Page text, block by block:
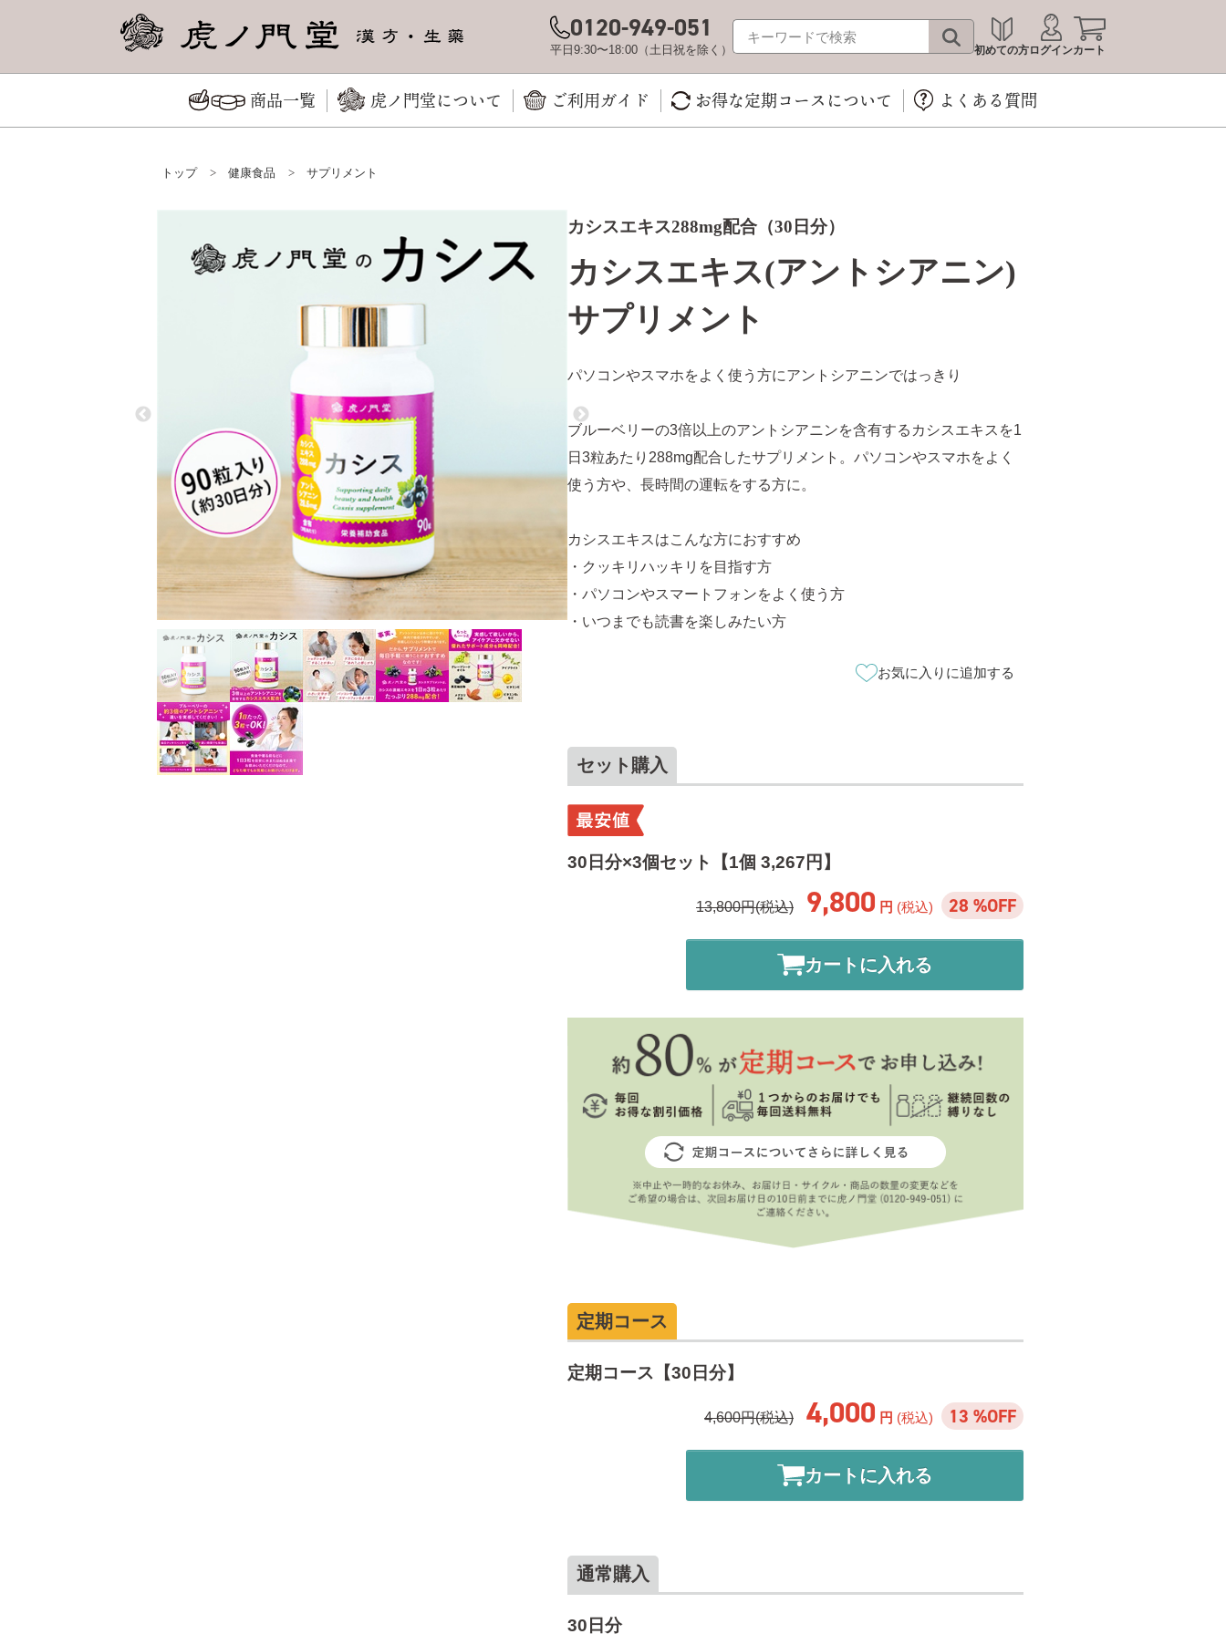
0120-949-051
平日9:30〜18:00（土日祝を除く） 初めての方ログインカート
商品一覧 虎ノ門堂について ご利用ガイド お得な定期コースについて よくある質問
トップ > 健康食品 > サプリメント
カシスエキス288mg配合（30日分）
カシスエキス(アントシアニン)
サプリメント
パソコンやスマホをよく使う方にアントシアニンではっきり
ブルーベリーの3倍以上のアントシアニンを含有するカシスエキスを1
日3粒あたり288mg配合したサプリメント。パソコンやスマホをよく
使う方や、長時間の運転をする方に。
カシスエキスはこんな方におすすめ
・クッキリハッキリを目指す方
・パソコンやスマートフォンをよく使う方
・いつまでも読書を楽しみたい方
お気に入りに追加する
セット購入
30日分×3個セット【1個 3,267円】
13,800円(税込) 9,800 円 (税込) 28 %OFF
カートに入れる
定期コース
定期コース【30日分】
4,600円(税込) 4,000 円 (税込) 13 %OFF
カートに入れる
通常購入
30日分